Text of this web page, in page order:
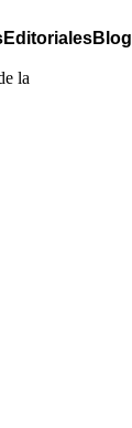
EditorialesBlog
la